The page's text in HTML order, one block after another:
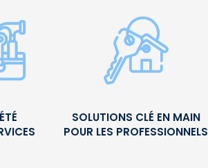
SOLUTIONS CLÉ EN MAIN
POUR LES PROFESSIONNELS